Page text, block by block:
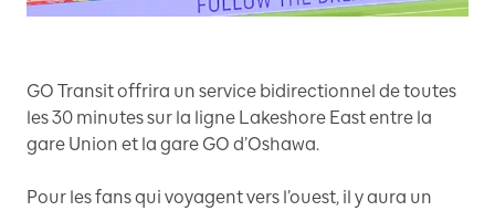
GO Transit offrira un service bidirectionnel de toutes
les 30 minutes sur la ligne Lakeshore East entre la
gare Union et la gare GO d’Oshawa.
Pour les fans qui voyagent vers l’ouest, il y aura un